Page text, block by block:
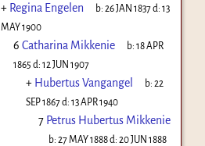
+ Regina Engelen b:26 JAN 1837d:13
MAY 1900
6 Catharina Mikkenie b:18 APR
1865 d: 12 JUN 1907
+ Hubertus Vangangel b:22
SEP 1867d: 13 APR 1940
7 Petrus Hubertus Mikkenie
b:27 MAY 1888d:20 JUN 1888